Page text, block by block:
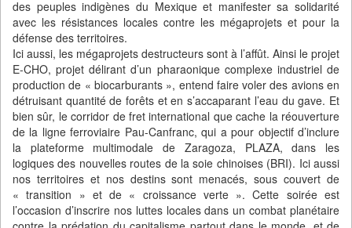
des peuples indigènes du Mexique et manifester sa solidarité
avec les résistances locales contre les mégaprojets et pour la
défense des territoires.
Ici aussi, les mégaprojets destructeurs sont à l’affût. Ainsi le projet
E-CHO, projet délirant d’un pharaonique complexe industriel de
production de « biocarburants », entend faire voler des avions en
détruisant quantité de forêts et en s’accaparant l’eau du gave. Et
bien sûr, le corridor de fret international que cache la réouverture
de la ligne ferroviaire Pau-Canfranc, qui a pour objectif d’inclure
la plateforme multimodale de Zaragoza, PLAZA, dans les
logiques des nouvelles routes de la soie chinoises (BRI). Ici aussi
nos territoires et nos destins sont menacés, sous couvert de
« transition » et de « croissance verte ». Cette soirée est
l’occasion d’inscrire nos luttes locales dans un combat planétaire